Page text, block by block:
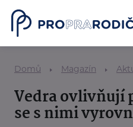
Domů Magazín
Vedra ovlivňují
se s nimi